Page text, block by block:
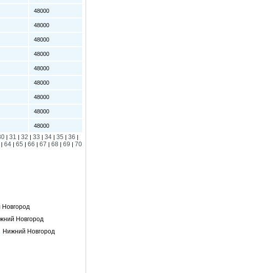
48000
48000
48000
48000
48000
48000
48000
48000
48000
| 31 | 32 | 33 | 34| 35 | 36 |
| 64| 65 | 66 | 67 | 68 | 69 | 70
Новгород
Нижний Новгород